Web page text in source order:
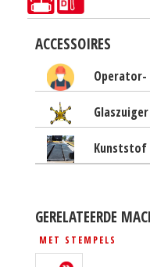
ACCESSOIRES
Operator-
Glaszuiger
GERELATEERDE
MET STEMPELS